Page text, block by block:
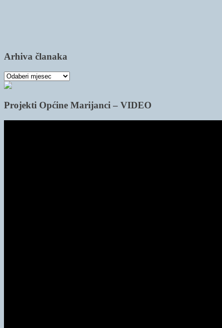
Arhiva članaka
Arhiva
članaka
Projekti Općine Marijanci – VIDEO